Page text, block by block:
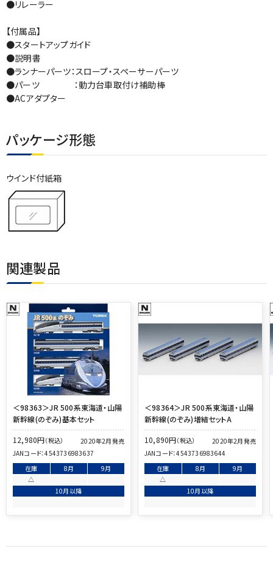
●リレーラー
【付属品】
●スタートアップガイド
●説明書
●ランナーパーツ：スロープ・スペーサーパーツ
●パーツ ：動力台車取付け補助棒
●ACアダプター
パッケージ形態
ウインド付紙箱
関連製品
＜98363＞JR 500系東海道・山陽
新幹線(のぞみ)基本セット
12,980円（税込）
2020年2月発売
JANコード：4543736983637
在庫
8月
9月
△
10月以降
＜98364＞JR 500系東海道・山陽
新幹線(のぞみ)増結セットA
10,890円（税込）
2020年2月発売
JANコード：4543736983644
在庫
8月
9月
△
10月以降